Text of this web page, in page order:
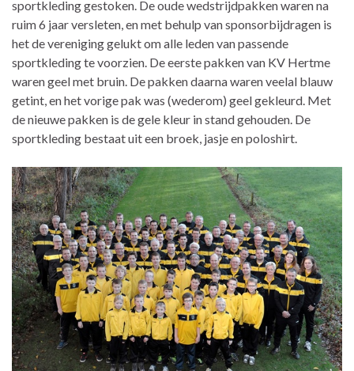
sportkleding gestoken. De oude wedstrijdpakken waren na
ruim 6 jaar versleten, en met behulp van sponsorbijdragen is
het de vereniging gelukt om alle leden van passende
sportkleding te voorzien. De eerste pakken van KV Hertme
waren geel met bruin. De pakken daarna waren veelal blauw
getint, en het vorige pak was (wederom) geel gekleurd. Met
de nieuwe pakken is de gele kleur in stand gehouden. De
sportkleding bestaat uit een broek, jasje en poloshirt.